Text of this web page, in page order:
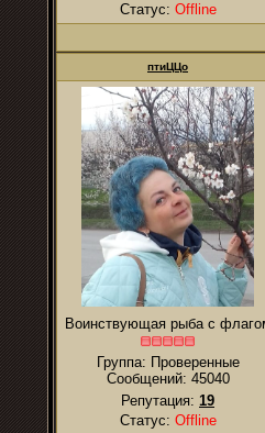
Статус: Offline
птиЦЦо
Воинствующая рыба с
Группа: Проверенные
Сообщений: 45040
Репутация: 19
Статус: Offline